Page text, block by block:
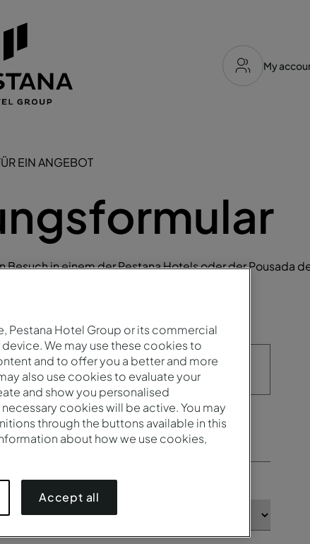
My
EIN ANGEBOT
in einem der Pestana Hotels oder der Pousada
Kasse*
Teilnehmerzahl*
Pestana Hotel Group or its commercial
We may use these cookies to
and to offer you a better and more
also use cookies to evaluate your
and show you personalised
cookies will be active. You may
through the buttons available in this
about how we use cookies,
Accept all